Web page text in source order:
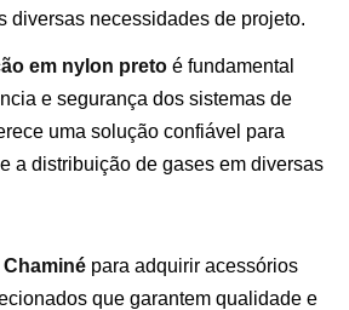
diversas necessidades de projeto.
em nylon preto é fundamental
e segurança dos sistemas de
uma solução confiável para
a distribuição de gases em diversas
para adquirir acessórios
que garantem qualidade e